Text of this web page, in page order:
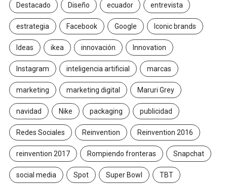
Destacado Diseño ecuador entrevista
estrategia Facebook Google Iconic brands
Ideas ikea innovación Innovation
Instagram inteligencia artificial marcas
marketing marketing digital Maruri Grey
navidad Nike packaging publicidad
Redes Sociales Reinvention Reinvention 2016
reinvention 2017 Rompiendo fronteras Snapchat
social media Spot Super Bowl TBT